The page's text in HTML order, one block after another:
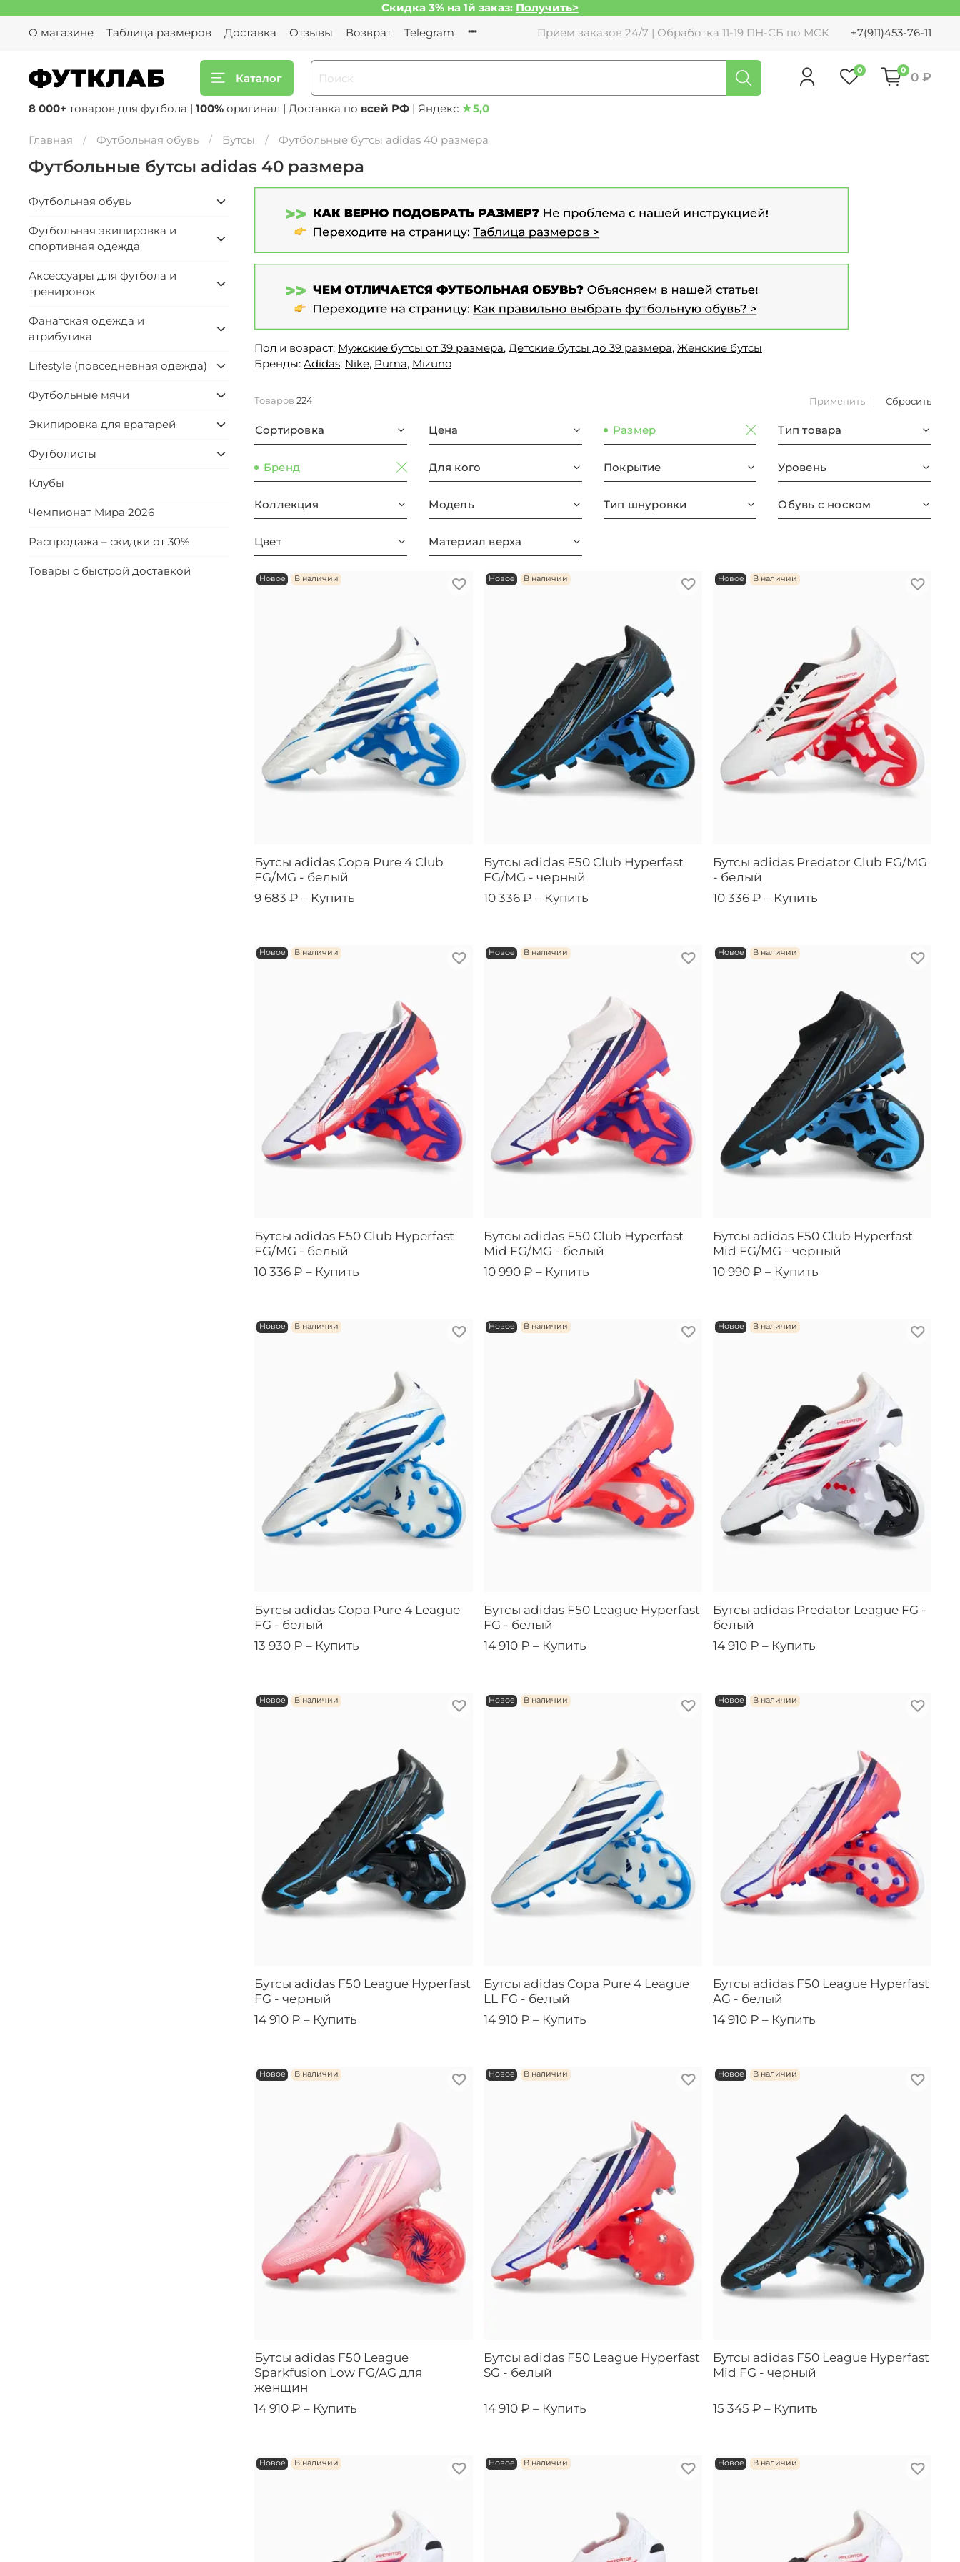
Скидка 3% на 1й заказ: Получить>
О магазине
Таблица размеров Доставка Отзывы Возврат Telegram Прием заказов 24/7 | Обработка 11-19 ПН-СБ по МСК +7(911)453-76-11
Каталог
0 0 0 ₽
8 000+ товаров для футбола | 100% оригинал | Доставка по всей РФ | Яндекс ★5,0
Главная Футбольная обувь Бутсы Футбольные бутсы adidas 40 размера
Футбольные бутсы adidas 40 размера
Пол и возраст: Мужские бутсы от 39 размера, Детские бутсы до 39 размера, Женские бутсы
Бренды: Adidas, Nike, Puma, Mizuno
Товаров 224 Применить Сбросить
Сортировка Цена Размер Тип товара
Бренд Для кого Покрытие Уровень
Коллекция Модель Тип шнуровки Обувь с носком
Цвет Материал верха
Новое В наличии
Бутсы adidas Copa Pure 4 Club
FG/MG - белый
9 683 ₽ – Купить
Новое В наличии
Бутсы adidas F50 Club Hyperfast
FG/MG - черный
10 336 ₽ – Купить
Новое В наличии
Бутсы adidas Predator Club FG/MG
- белый
10 336 ₽ – Купить
Новое В наличии
Бутсы adidas F50 Club Hyperfast
FG/MG - белый
10 336 ₽ – Купить
Новое В наличии
Бутсы adidas F50 Club Hyperfast
Mid FG/MG - белый
10 990 ₽ – Купить
Новое В наличии
Бутсы adidas F50 Club Hyperfast
Mid FG/MG - черный
10 990 ₽ – Купить
Новое В наличии
Бутсы adidas Copa Pure 4 League
FG - белый
13 930 ₽ – Купить
Новое В наличии
Бутсы adidas F50 League Hyperfast
FG - белый
14 910 ₽ – Купить
Новое В наличии
Бутсы adidas Predator League FG -
белый
14 910 ₽ – Купить
Новое В наличии
Бутсы adidas F50 League Hyperfast
FG - черный
14 910 ₽ – Купить
Новое В наличии
Бутсы adidas Copa Pure 4 League
LL FG - белый
14 910 ₽ – Купить
Новое В наличии
Бутсы adidas F50 League Hyperfast
AG - белый
14 910 ₽ – Купить
Новое В наличии
Бутсы adidas F50 League
Sparkfusion Low FG/AG для
женщин
14 910 ₽ – Купить
Новое В наличии
Бутсы adidas F50 League Hyperfast
SG - белый
14 910 ₽ – Купить
Новое В наличии
Бутсы adidas F50 League Hyperfast
Mid FG - черный
15 345 ₽ – Купить
Новое В наличии Новое В наличии Новое В наличии
Футбольная обувь
Футбольная экипировка и
спортивная одежда
Аксессуары для футбола и
тренировок
Фанатская одежда и
атрибутика
Lifestyle (повседневная одежда)
Футбольные мячи
Экипировка для вратарей
Футболисты
Клубы
Чемпионат Мира 2026
Распродажа – скидки от 30%
Товары с быстрой доставкой